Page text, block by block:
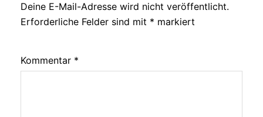
Deine E-Mail-Adresse wird nicht veröffentlicht.
Erforderliche Felder sind mit * markiert
Kommentar *
Alternative: